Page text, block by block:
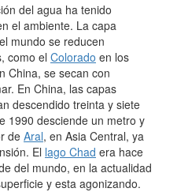
del agua ha tenido
el ambiente. La capa
mundo se reducen
como el Colorado en los
China, se secan con
En China, las capas
descendido treinta y siete
1990 desciende un metro y
de Aral, en Asia Central, ya
El lago Chad era hace
del mundo, en la actualidad
y esta agonizando.